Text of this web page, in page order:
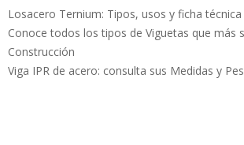
Losacero Ternium: Tipos, usos y ficha técnica
Conoce todos los tipos de Viguetas que más
Construcción
Viga IPR de acero: consulta sus Medidas y